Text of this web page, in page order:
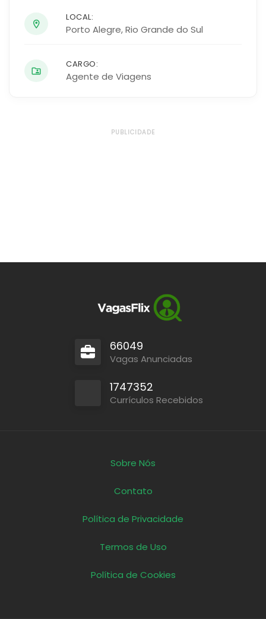
LOCAL:
Porto Alegre,Rio Grande do Sul
CARGO:
Agente de Viagens
PUBLICIDADE
66049
Vagas Anunciadas
1747352
Currículos Recebidos
Sobre Nós
Contato
Política de Privacidade
Termos de Uso
Política de Cookies